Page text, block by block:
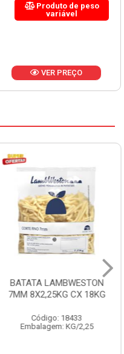
Produto de peso
variável
VER PREÇO
BATATA LAMBWESTON
7MM 8X2,25KG CX 18KG
Código: 18433
Embalagem: KG/2,25